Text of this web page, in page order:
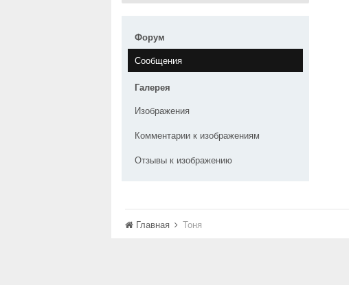
Форум
Сообщения
Галерея
Изображения
Комментарии к изображениям
Отзывы к изображению
Главная Тоня